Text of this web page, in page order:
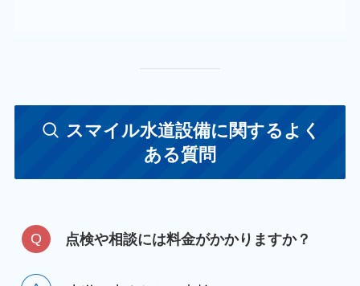
スマイル水道設備に関するよく
ある質問
点検や相談には料金がかかりますか？